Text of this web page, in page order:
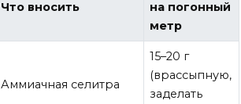
Что вносить
на погонный
метр
Аммиачная селитра
15–20 г
(врассыпную,
заделать